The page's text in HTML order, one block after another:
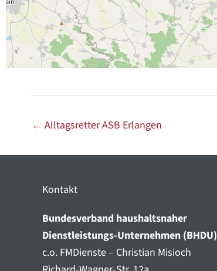
← Alltagsretter ASB Erlangen
Kontakt
Bundesverband haushaltsnaher
Dienstleistungs-Unternehmen (BHDU)
c.o. FMDienste – Christian Misioch